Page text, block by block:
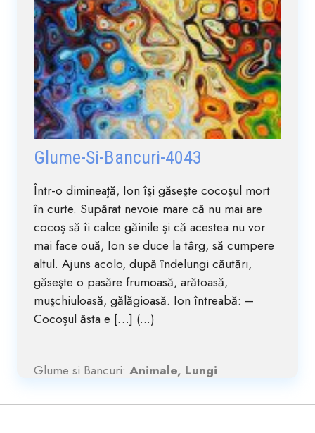
Glume-Si-Bancuri-4043
Într-o dimineaţă, Ion îşi găseşte cocoşul mort
în curte. Supărat nevoie mare că nu mai are
cocoş să îi calce găinile şi că acestea nu vor
mai face ouă, Ion se duce la târg, să cumpere
altul. Ajuns acolo, după îndelungi căutări,
găseşte o pasăre frumoasă, arătoasă,
muşchiuloasă, gălăgioasă. Ion întreabă: –
Cocoşul ăsta e […] (...)
Glume si Bancuri: Animale, Lungi